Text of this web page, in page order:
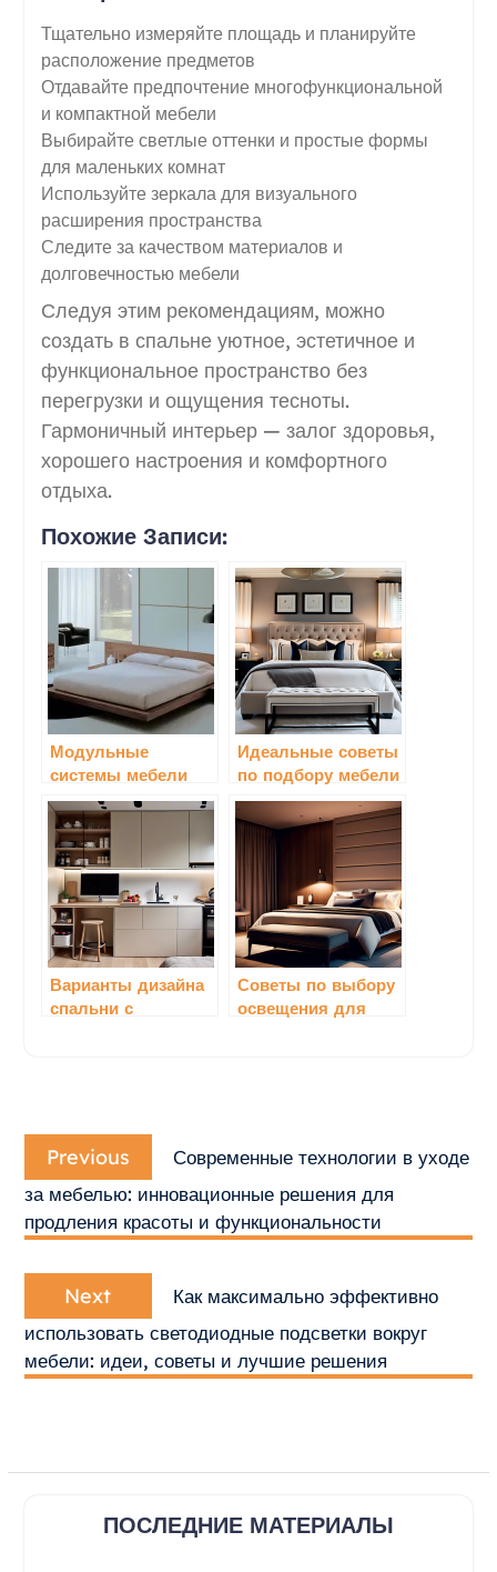
Тщательно измеряйте площадь и планируйте
расположение предметов
Отдавайте предпочтение многофункциональной
и компактной мебели
Выбирайте светлые оттенки и простые формы
для маленьких комнат
Используйте зеркала для визуального
расширения пространства
Следите за качеством материалов и
долговечностью мебели
Следуя этим рекомендациям, можно
создать в спальне уютное, эстетичное и
функциональное пространство без
перегрузки и ощущения тесноты.
Гармоничный интерьер — залог здоровья,
хорошего настроения и комфортного
отдыха.
Похожие Записи:
Модульные
системы мебели
для спальни:
идеальный выбор
для стильного
дизайна интерьера
Идеальные советы
по подбору мебели
для спальни в
различных стилях:
создайте уют и
гармонию в своем
доме
Варианты дизайна
спальни с
Советы по выбору
освещения для
Навигация
по
записям
Previous
Previous
post:
Современные технологии в уходе
за мебелью: инновационные решения для
продления красоты и функциональности
Next
Next
post:
Как максимально эффективно
использовать светодиодные подсветки вокруг
мебели: идеи, советы и лучшие решения
ПОСЛЕДНИЕ МАТЕРИАЛЫ